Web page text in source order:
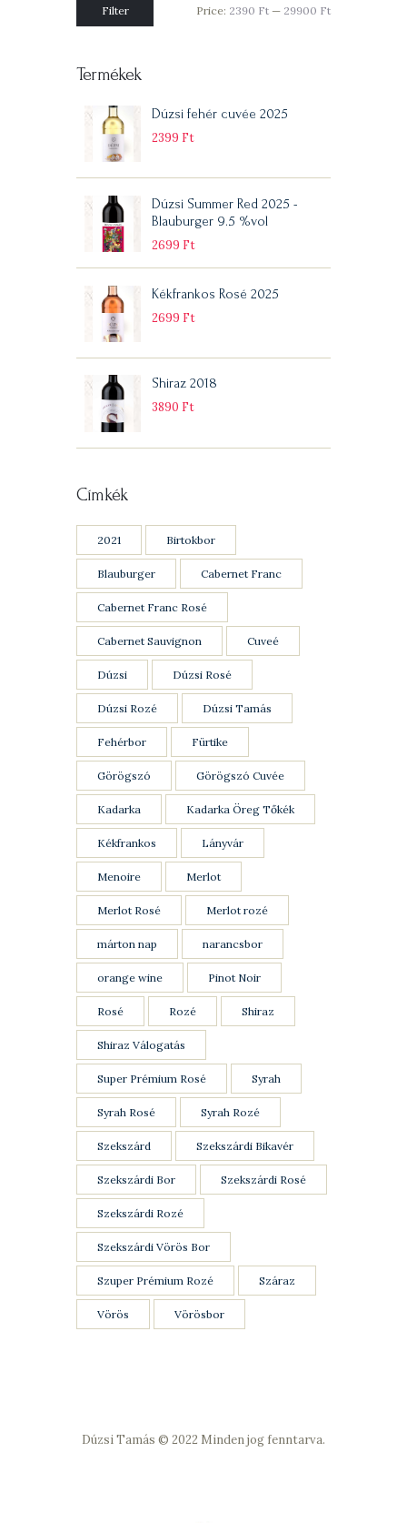
Filter Price: 2390 Ft — 29900 Ft
Termékek
Dúzsi fehér cuvée 2025
2399 Ft
Dúzsi Summer Red 2025 -
Blauburger 9.5 %vol
2699 Ft
Kékfrankos Rosé 2025
2699 Ft
Shiraz 2018
3890 Ft
Címkék
2021 Birtokbor
Blauburger Cabernet Franc
Cabernet Franc Rosé
Cabernet Sauvignon Cuveé
Dúzsi Dúzsi Rosé
Dúzsi Rozé Dúzsi Tamás
Fehérbor Fürtike
Görögszó Görögszó Cuvée
Kadarka Kadarka Öreg Tőkék
Kékfrankos Lányvár
Menoire Merlot
Merlot Rosé Merlot rozé
márton nap narancsbor
orange wine Pinot Noir
Rosé Rozé Shiraz
Shiraz Válogatás
Super Prémium Rosé Syrah
Syrah Rosé Syrah Rozé
Szekszárd Szekszárdi Bikavér
Szekszárdi Bor Szekszárdi Rosé
Szekszárdi Rozé
Szekszárdi Vörös Bor
Szuper Prémium Rozé Száraz
Vörös Vörösbor
Dúzsi Tamás © 2022 Minden jog fenntarva.